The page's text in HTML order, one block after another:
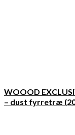
WOOOD
– dust fyrretræ